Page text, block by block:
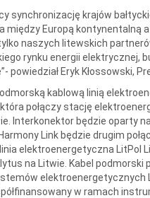
synchronizację krajów
Europą kontynentalną
naszych litewskich
rynku energii elektrycznej,
Eryk Kłossowski,
kablową linią
połączy stację
Interkonektor będzie oparty
Link będzie drugim
elektroenergetyczna LitPol
na Litwie. Kabel
elektroenergetycznych
w ramach